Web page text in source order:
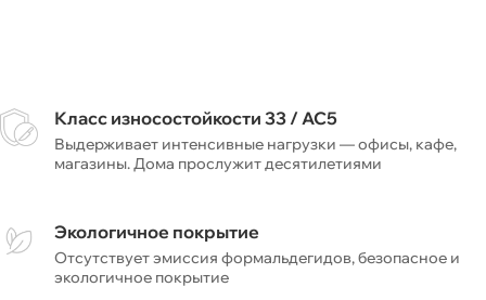
Класс износостойкости 33 / AC5
Выдерживает интенсивные нагрузки — офисы, кафе,
магазины. Дома прослужит десятилетиями
Экологичное покрытие
Отсутствует эмиссия формальдегидов, безопасное и
экологичное покрытие